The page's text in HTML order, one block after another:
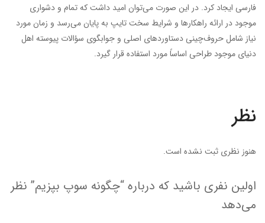
فارسی ایجاد کرد. در این صورت می‌توان امید داشت که تمام و دشواری
موجود در ارائه راهکارها و شرایط سخت تایپ به پایان می‌رسد و زمان مورد
نیاز شامل حروف‌چینی دستاوردهای اصلی و جوابگوی سؤالات پیوسته اهل
دنیای موجود طراحی اساساً مورد استفاده قرار گیرد.
نظر
هنوز نظری ثبت نشده است.
اولین نفری باشید که درباره “چگونه سوپ بپزیم” نظر
می‌دهد